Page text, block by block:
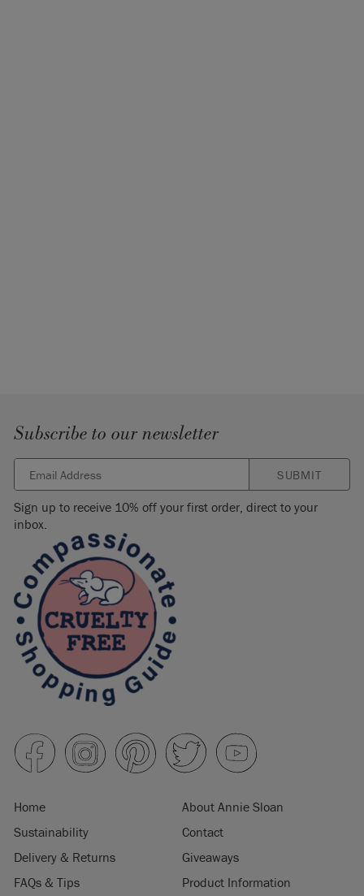
Subscribe to our newsletter
SUBMIT
Sign up to receive 10% off your first order, direct to your
inbox.
Home
About Annie Sloan
Sustainability
Contact
Delivery & Returns
Giveaways
FAQs & Tips
Product Information